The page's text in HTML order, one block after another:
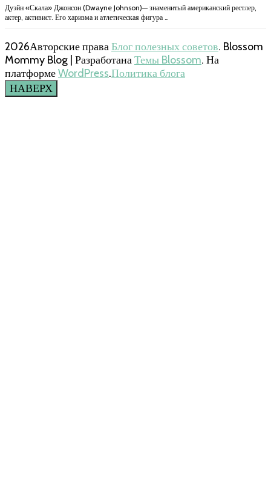
Дуэйн «Скала» Джонсон (Dwayne Johnson)— знаменитый американский рестлер,
актер, активист. Его харизма и атлетическая фигура …
2026Авторские праваБлог полезных советов. Blossom
Mommy Blog | РазработанаТемы Blossom. На
платформеWordPress.Политика блога
НАВЕРХ